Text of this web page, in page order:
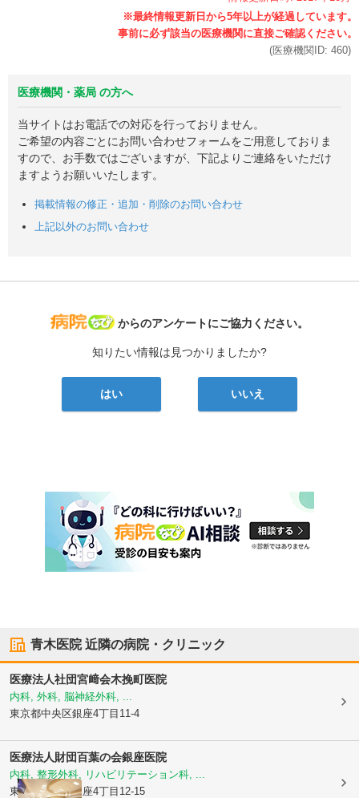
(医療機関ID: 460)
医療機関・薬局 の方へ
当サイトはお電話での対応を行っておりません。
ご希望の内容ごとにお問い合わせフォームをご用意しておりま
すので、お手数ではございますが、下記よりご連絡をいただけ
ますようお願いいたします。
掲載情報の修正・追加・削除のお問い合わせ
上記以外のお問い合わせ
病院なび
からのアンケートにご協力ください。
知りたい情報は見つかりましたか?
はい いいえ
青木医院近隣の病院・クリニック
医療法人社団宮﨑会木挽町医院
内科, 外科, 脳神経外科, ...
東京都中央区銀座4丁目11-4
医療法人財団百葉の会銀座医院
内科, 整形外科, リハビリテーション科, ...
東京都中央区銀座4丁目12-15